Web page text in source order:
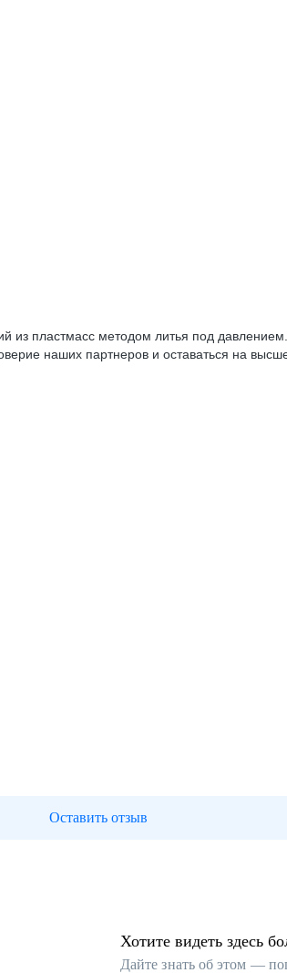
из пластмасс методом литья под
наших партнеров и оставаться на
Оставить отзыв
Хотите видеть здесь
Дайте знать об этом —